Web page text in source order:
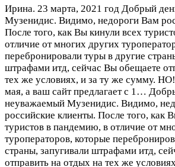
Ирина. 23 марта, 2021 год Добрый
Музенидис. Видимо, недороги Вам
После того, как Вы кинули всех
отличие от многих других
перебронировали туры в другие
штрафами итд, сейчас Вы обещаете
тех же условиях, и за ту же сумму.
мая, а ваш сайт предлагает с 1…
неуважаемый Музенидис. Видимо,
российские клиенты. После того, как
туристов в пандемию, в отличие от
туроператоров, которые
страны, запугивали штрафами итд,
отправить на отдых на тех же